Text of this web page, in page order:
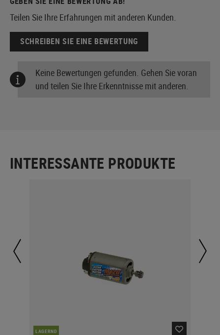
Teilen Sie Ihre Erfahrungen mit anderen Kunden.
SCHREIBEN SIE EINE BEWERTUNG
Keine Bewertungen gefunden. Gehen Sie voran
und teilen Sie Ihre Erkenntnisse mit anderen.
INTERESSANTE PRODUKTE
LAGERND